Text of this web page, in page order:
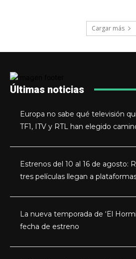
Cargar más
Últimas noticias
Europa no sabe qué televisión
TF1, ITV y RTL han elegido
Estrenos del 10 al 16 de agosto:
tres películas llegan a
La nueva temporada de ‘El
fecha de estreno